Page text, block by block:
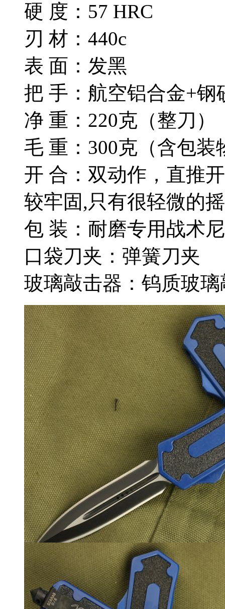
硬 度：57 HRC
刃 材：440c
表 面：发黑
把 手：航空铝合金+钢
净 重：220克（整刀）
毛 重：300克（含包装
开 合：双动作，直推
较牢固,只有很轻微的
包 装：耐磨专用战术
口袋刀夹：弹簧刀夹
玻璃敲击器：钨质玻